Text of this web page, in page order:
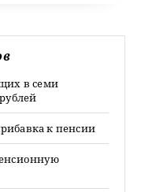
в семи
к пенсии